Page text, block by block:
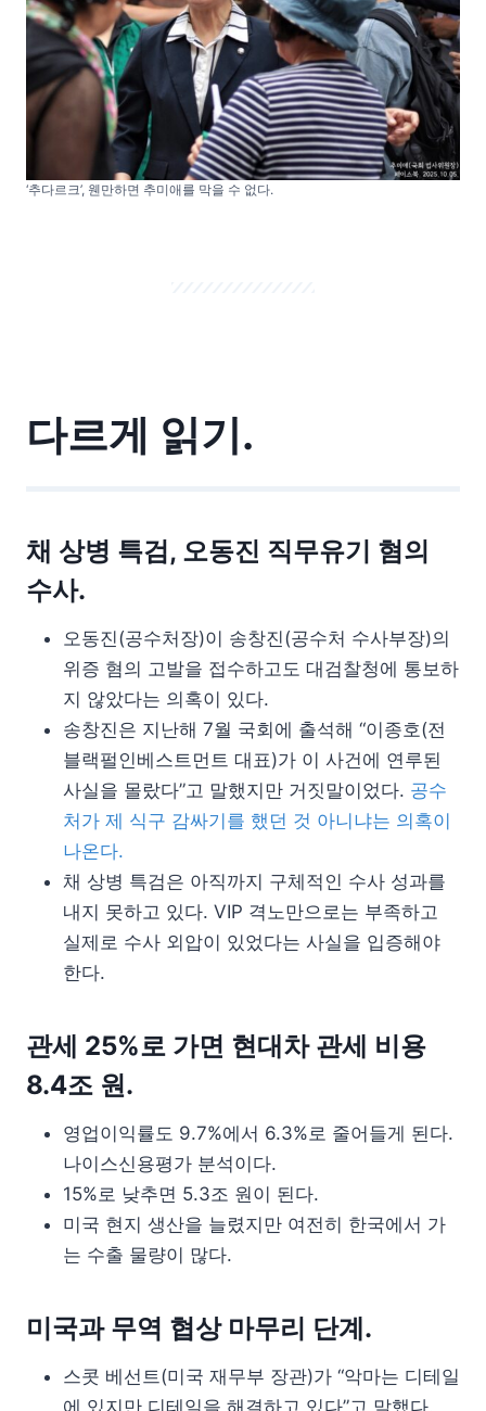
‘추다르크’, 웬만하면 추미애를 막을 수 없다.
다르게 읽기.
채 상병 특검, 오동진 직무유기 혐의
수사.
오동진(공수처장)이 송창진(공수처 수사부장)의
위증 혐의 고발을 접수하고도 대검찰청에 통보하
지 않았다는 의혹이 있다.
송창진은 지난해 7월 국회에 출석해 “이종호(전
블랙펄인베스트먼트 대표)가 이 사건에 연루된
사실을 몰랐다”고 말했지만 거짓말이었다. 공수
처가 제 식구 감싸기를 했던 것 아니냐는 의혹이
나온다.
채 상병 특검은 아직까지 구체적인 수사 성과를
내지 못하고 있다. VIP 격노만으로는 부족하고
실제로 수사 외압이 있었다는 사실을 입증해야
한다.
관세 25%로 가면 현대차 관세 비용
8.4조 원.
영업이익률도 9.7%에서 6.3%로 줄어들게 된다.
나이스신용평가 분석이다.
15%로 낮추면 5.3조 원이 된다.
미국 현지 생산을 늘렸지만 여전히 한국에서 가
는 수출 물량이 많다.
미국과 무역 협상 마무리 단계.
스콧 베선트(미국 재무부 장관)가 “악마는 디테일
에 있지만 디테일을 해결하고 있다”고 말했다.